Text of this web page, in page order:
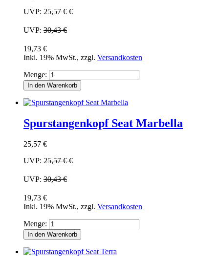
UVP: 25,57 €€
UVP: 30,43 €
19,73 €
Inkl. 19% MwSt., zzgl. Versandkosten
Menge:
In den Warenkorb
Spurstangenkopf Seat Marbella
25,57 €
UVP: 25,57 €€
UVP: 30,43 €
19,73 €
Inkl. 19% MwSt., zzgl. Versandkosten
Menge:
In den Warenkorb